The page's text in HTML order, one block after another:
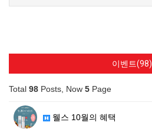
이벤트(98)
Total 98 Posts, Now 5 Page
웰스 10월의 혜택